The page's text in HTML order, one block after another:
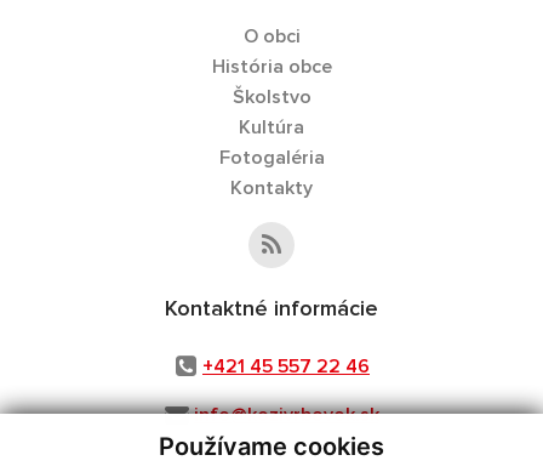
Používame cookies
O obci
História obce
Školstvo
Kultúra
Fotogaléria
Kontakty
Kontaktné informácie
+421 45 557 22 46
info@kozivrbovok.sk